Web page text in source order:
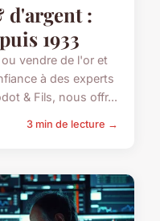
d'argent :
1933
vendre de l'or et
à des experts
& Fils, nous offr...
3 min de lecture →